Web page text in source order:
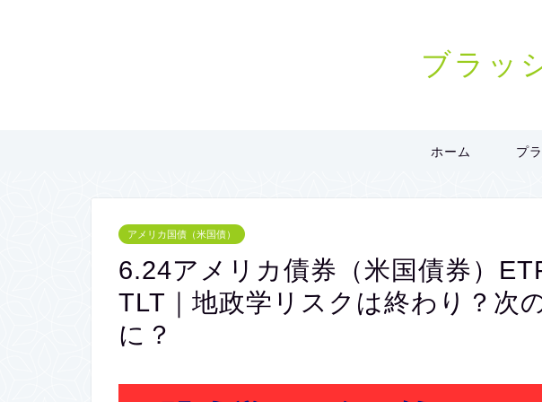
ブラッ
ホーム プ
アメリカ国債（米国債）
6.24アメリカ債券（米国債券）
TLT｜地政学リスクは終わり？次
に？